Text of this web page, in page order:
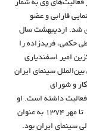
وی به شمار
فارابی و عضو
شد. اردیبهشت سال
طی حکمی، فریدزاده را
امیر اسفندیاری
سینمای ایران
و شورای
داشته است. او
برادرزاده مهدی فریدزاده است که از اردیبهشت ۱۳۷۳ تا مهر ۱۳۷۴ به عنوان
سینمای ایران بود.